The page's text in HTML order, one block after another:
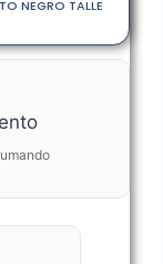
NEGRO TALLE